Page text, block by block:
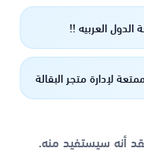
العربيه !!
لإدارة متجر البقالة
أنه سيستفيد منه.